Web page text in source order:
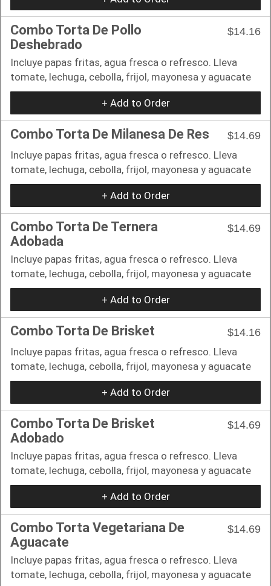
Combo Torta De Pollo
Deshebrado
$14.16
Incluye papas fritas, agua fresca o refresco. Lleva
tomate, lechuga, cebolla, frijol, mayonesa y aguacate
+ Add to Order
Combo Torta De Milanesa De Res
$14.69
Incluye papas fritas, agua fresca o refresco. Lleva
tomate, lechuga, cebolla, frijol, mayonesa y aguacate
+ Add to Order
Combo Torta De Ternera
Adobada
$14.69
Incluye papas fritas, agua fresca o refresco. Lleva
tomate, lechuga, cebolla, frijol, mayonesa y aguacate
+ Add to Order
Combo Torta De Brisket
$14.16
Incluye papas fritas, agua fresca o refresco. Lleva
tomate, lechuga, cebolla, frijol, mayonesa y aguacate
+ Add to Order
Combo Torta De Brisket
Adobado
$14.69
Incluye papas fritas, agua fresca o refresco. Lleva
tomate, lechuga, cebolla, frijol, mayonesa y aguacate
+ Add to Order
Combo Torta Vegetariana De
Aguacate
$14.69
Incluye papas fritas, agua fresca o refresco. Lleva
tomate, lechuga, cebolla, frijol, mayonesa y aguacate